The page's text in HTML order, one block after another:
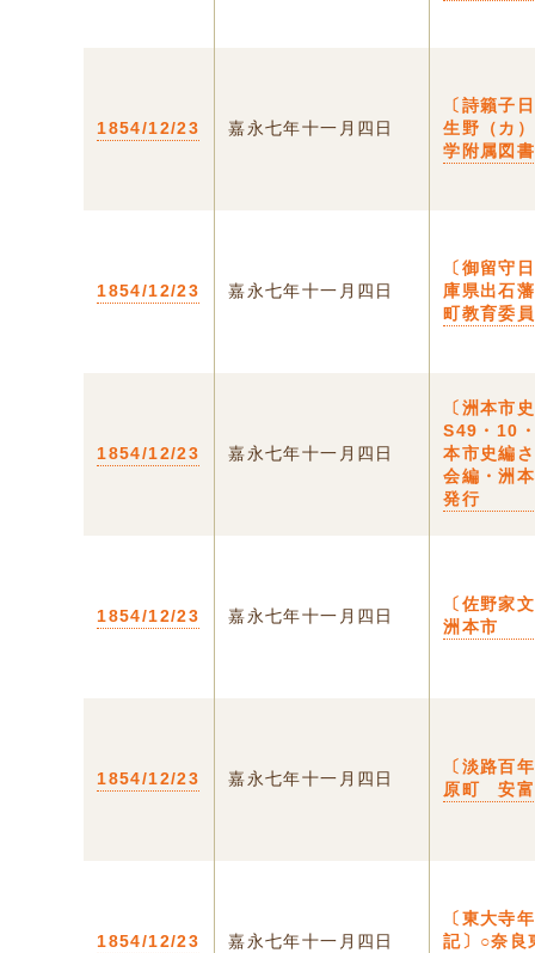
1854/12/23 嘉永七年十一月四日
〔詩籟子
生野（カ
学附属図
1854/12/23 嘉永七年十一月四日
〔御留守
庫県出石
町教育委
1854/12/23 嘉永七年十一月四日
〔洲本市
S49・10
本市史編
会編・洲
発行
1854/12/23 嘉永七年十一月四日
〔佐野家
洲本市
1854/12/23 嘉永七年十一月四日
〔淡路百
原町 安富
1854/12/23 嘉永七年十一月四日
〔東大寺
記〕○奈良